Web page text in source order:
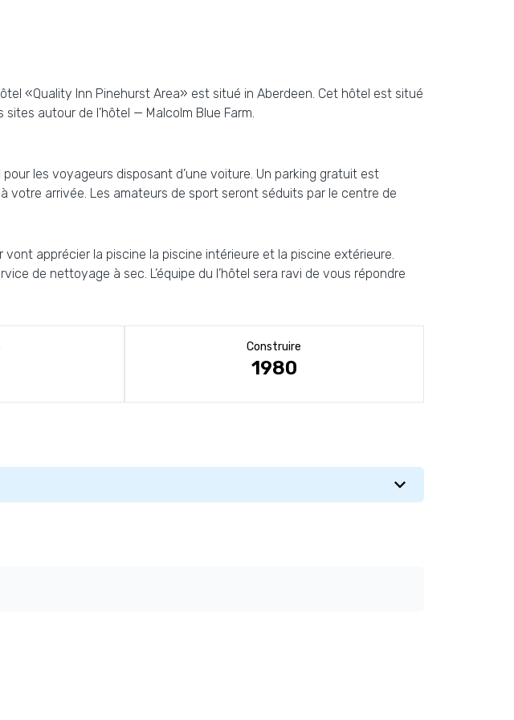
«Quality Inn Pinehurst Area» est situé in Aberdeen. Cet hôtel est situé
autour de l’hôtel — Malcolm Blue Farm.
les voyageurs disposant d’une voiture. Un parking gratuit est
arrivée. Les amateurs de sport seront séduits par le centre de
apprécier la piscine la piscine intérieure et la piscine extérieure.
de nettoyage à sec. L’équipe du l’hôtel sera ravi de vous répondre
Construire
1980